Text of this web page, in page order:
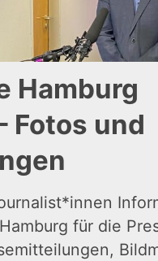
Hamburg
Fotos und
für die